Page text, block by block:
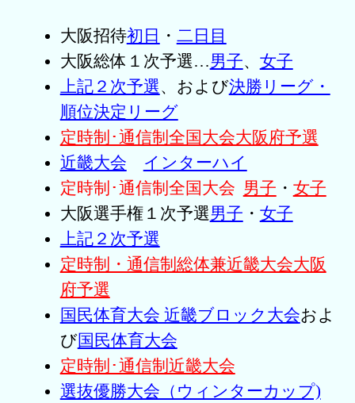
大阪招待初日 ・ 二日目
大阪総体１次予選…男子、 女子
上記２次予選、および決勝リーグ・
順位決定リーグ
定時制･通信制全国大会大阪府予選
近畿大会
インターハイ
定時制･通信制全国大会 男子 ・ 女子
大阪選手権１次予選男子 ・ 女子
上記２次予選
定時制・通信制総体兼近畿大会大阪
府予選
国民体育大会 近畿ブロック大会およ
び国民体育大会
定時制･通信制近畿大会
選抜優勝大会（ウィンターカップ)